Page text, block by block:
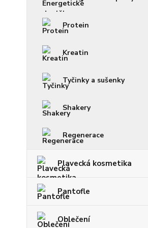
Protein
Kreatin
Tyčinky a sušenky
Shakery
Regenerace
Plavecká kosmetika
Pantofle
Oblečení